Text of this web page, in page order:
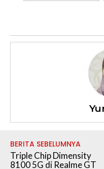
BERITA SEBELUMNYA
Triple Chip Dimensity
8100 5G di Realme GT